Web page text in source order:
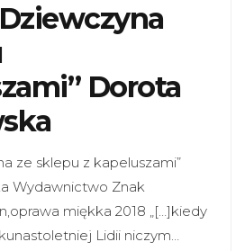
Dorota
ze sklepu z kapeluszami”
Wydawnictwo Znak
miękka 2018 „[…]kiedy
Lidii niczym…